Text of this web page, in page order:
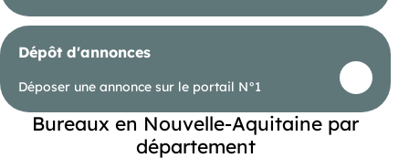
Dépôt d'annonces
Déposer une annonce sur le portail N°1
Bureaux en Nouvelle-Aquitaine par
département